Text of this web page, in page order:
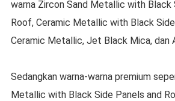
warna Zircon Sand Metallic with Black
Roof, Ceramic Metallic with Black
Ceramic Metallic, Jet Black Mica, dan
Sedangkan warna-warna premium
Metallic with Black Side Panels and